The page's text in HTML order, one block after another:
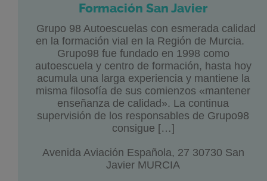
Formación San Javier
Grupo 98 Autoescuelas con esmerada calidad
en la formación vial en la Región de Murcia.
Grupo98 fue fundado en 1998 como
autoescuela y centro de formación, hasta hoy
acumula una larga experiencia y mantiene la
misma filosofía de sus comienzos «mantener
enseñanza de calidad». La continua
supervisión de los responsables de Grupo98
consigue […]
Avenida Aviación Española, 27 30730 San
Javier MURCIA